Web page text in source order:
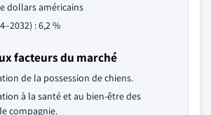
dollars américains
: 6,2 %
facteurs du marché
de la possession de chiens.
à la santé et au bien-être des
compagnie.